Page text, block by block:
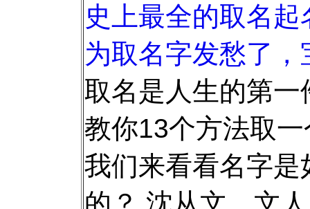
史上最全的取名
为取名字发愁了，
取名是人生的第
教你13个方法取
我们来看看名字
的？ 沈从文，文